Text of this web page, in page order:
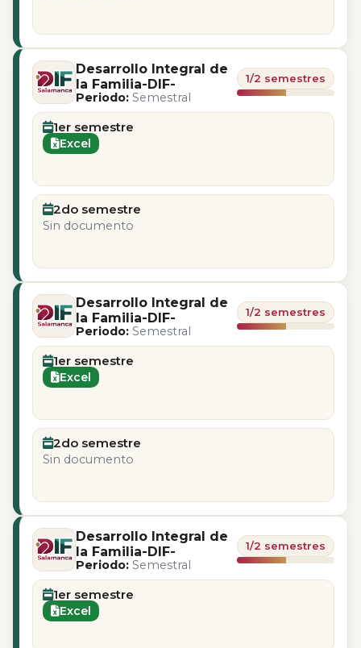
Desarrollo Integral de
la Familia-DIF-
Periodo: Semestral
1/2 semestres
1er semestre
Excel
2do semestre
Sin documento
Desarrollo Integral de
la Familia-DIF-
Periodo: Semestral
1/2 semestres
1er semestre
Excel
2do semestre
Sin documento
Desarrollo Integral de
la Familia-DIF-
Periodo: Semestral
1/2 semestres
1er semestre
Excel